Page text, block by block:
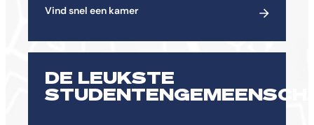
Vind snel een kamer
DE LEUKSTE